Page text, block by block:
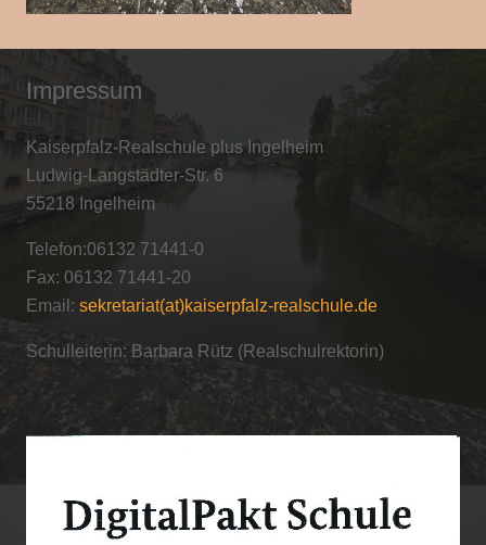
Impressum
Kaiserpfalz-Realschule plus Ingelheim
Ludwig-Langstädter-Str. 6
55218 Ingelheim
Telefon:06132 71441-0
Fax: 06132 71441-20
Email: sekretariat(at)kaiserpfalz-realschule.de
Schulleiterin: Barbara Rütz (Realschulrektorin)